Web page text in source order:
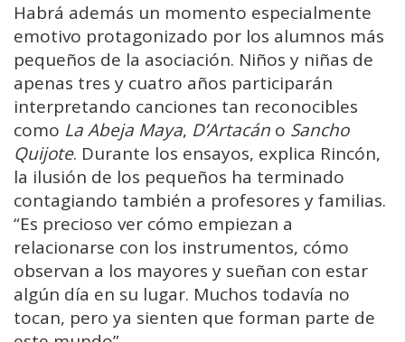
Habrá además un momento especialmente
emotivo protagonizado por los alumnos más
pequeños de la asociación. Niños y niñas de
apenas tres y cuatro años participarán
interpretando canciones tan reconocibles
como La Abeja Maya, D’Artacán o Sancho
Quijote. Durante los ensayos, explica Rincón,
la ilusión de los pequeños ha terminado
contagiando también a profesores y familias.
“Es precioso ver cómo empiezan a
relacionarse con los instrumentos, cómo
observan a los mayores y sueñan con estar
algún día en su lugar. Muchos todavía no
tocan, pero ya sienten que forman parte de